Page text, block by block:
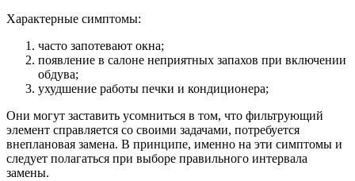
Характерные симптомы:
часто запотевают окна;
появление в салоне неприятных запахов при включении
обдува;
ухудшение работы печки и кондиционера;
Они могут заставить усомниться в том, что фильтрующий
элемент справляется со своими задачами, потребуется
внеплановая замена. В принципе, именно на эти симптомы и
следует полагаться при выборе правильного интервала
замены.